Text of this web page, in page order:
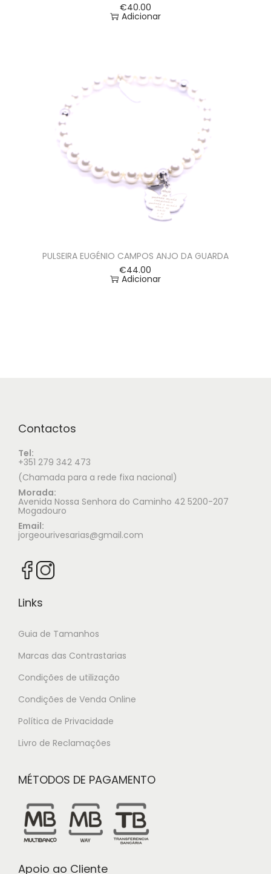
€40.00
Adicionar
PULSEIRA EUGÉNIO CAMPOS ANJO DA GUARDA
€44.00
Adicionar
Contactos
Tel:
+351 279 342 473
(Chamada para a rede fixa nacional)
Morada:
Avenida Nossa Senhora do Caminho 42 5200-207
Mogadouro
Email:
jorgeourivesarias@gmail.com
Links
Guia de Tamanhos
Marcas das Contrastarias
Condições de utilização
Condições de Venda Online
Política de Privacidade
Livro de Reclamações
MÉTODOS DE PAGAMENTO
Apoio ao Cliente